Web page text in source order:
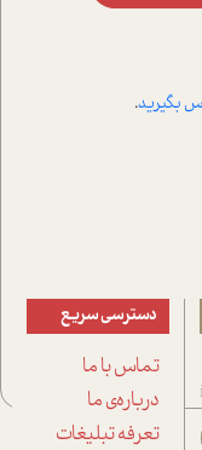
بگیرید.
دسترسی سریع
تماس با ما
درباره‌ی ما
تعرفه تبلیغات